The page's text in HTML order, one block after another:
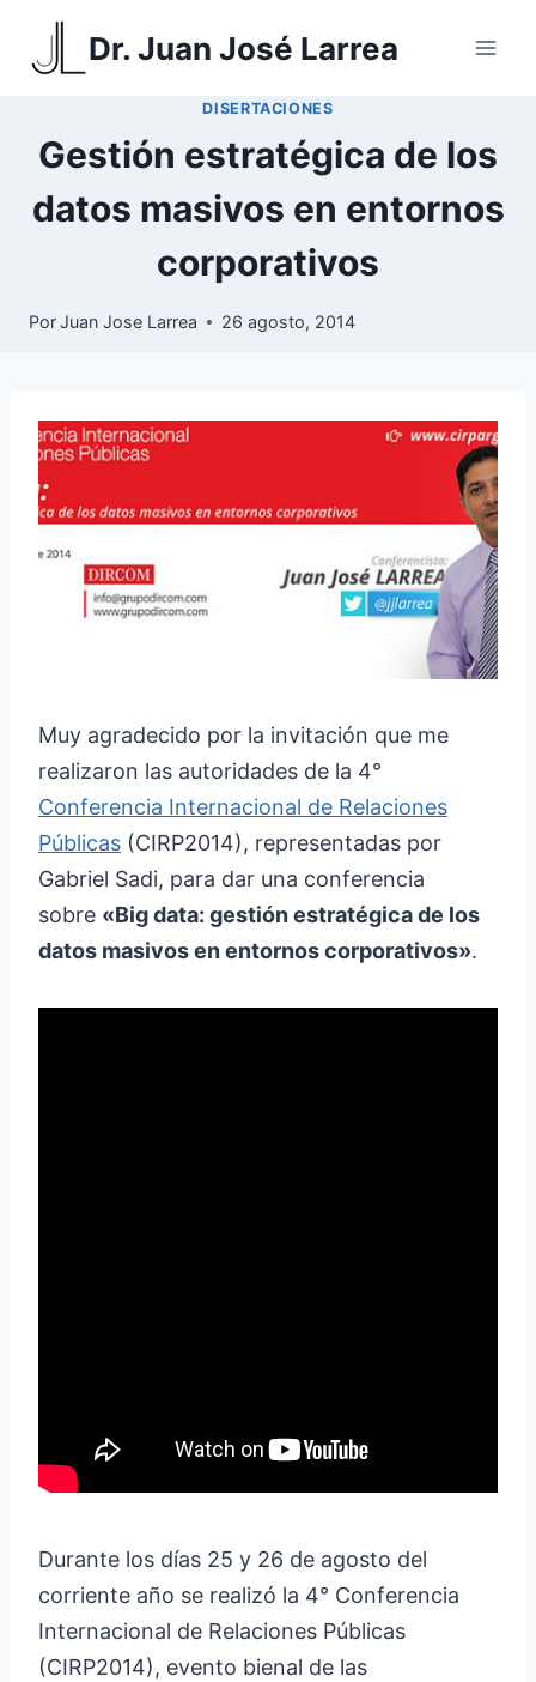
Saltar
Dr. Juan José Larrea
DISERTACIONES
Gestión estratégica de los
datos masivos en entornos
corporativos
PorJuan Jose Larrea 26 agosto, 2014
Muy agradecido por la invitación que me
realizaron las autoridades de la 4°
Conferencia Internacional de Relaciones
Públicas (CIRP2014), representadas por
Gabriel Sadi, para dar una conferencia
sobre «Big data: gestión estratégica de los
datos masivos en entornos corporativos».
Durante los días 25 y 26 de agosto del
corriente año se realizó la 4° Conferencia
Internacional de Relaciones Públicas
(CIRP2014), evento bienal de las